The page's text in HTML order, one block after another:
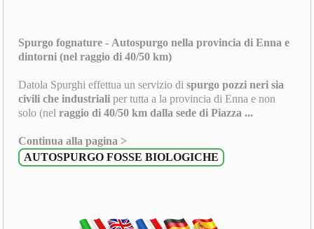
Spurgo fognature - Autospurgo nella provincia di Enna e
dintorni (nel raggio di 40/50 km)
Datola Spurghi effettua un servizio dispurgo pozzi neri sia
civili che industriali per tutta a la provincia di Enna e non
solo (nelraggio di 40/50 km dalla sede di Piazza ...
Continua alla pagina >
AUTOSPURGO FOSSE BIOLOGICHE